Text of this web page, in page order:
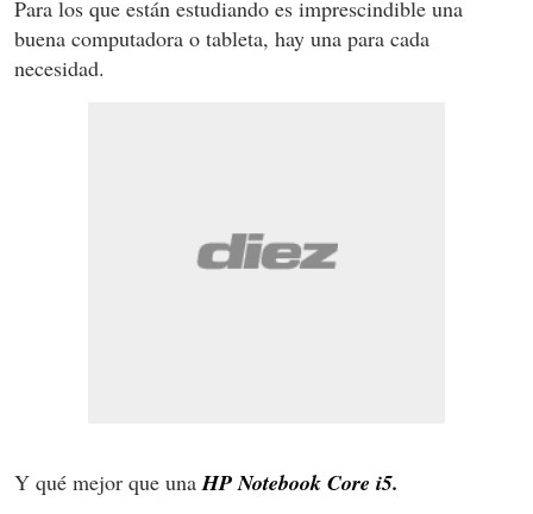
Para los que están estudiando es imprescindible una
buena computadora o tableta, hay una para cada
necesidad.
Y qué mejor que unaHP Notebook Core i5.